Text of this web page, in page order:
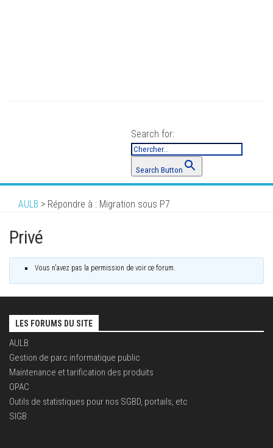
Search for:
Search Button
AULB > Répondre à : Migration sous P7
Privé
Vous n'avez pas la permission de voir ce forum.
LES FORUMS DU SITE
AULB
Gestion de parc informatique public
Maintenance et tarification des produits
OPAC
Outils de statistiques pour nos SGBD, portails, etc
SIGB